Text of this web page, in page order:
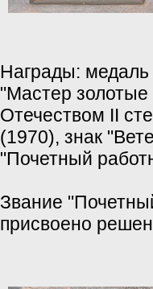
Награды:
"Мастер золотые
Отечеством II
(1970), знак
"Почетный
Звание
присвоено